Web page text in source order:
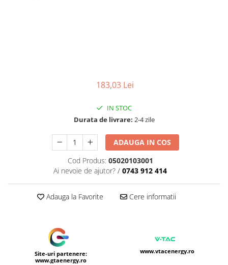
183,03 Lei
IN STOC
Durata de livrare: 2-4 zile
ADAUGA IN COS
Cod Produs: 05020103001
Ai nevoie de ajutor? / 0743 912 414
Adauga la Favorite Cere informatii
Site-uri partenere:
www.gtaenergy.ro
www.vtacenergy.ro